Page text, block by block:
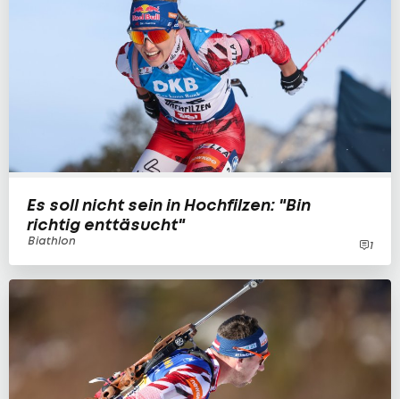
Es soll nicht sein in Hochfilzen: "Bin
richtig enttäsucht"
Biathlon 1